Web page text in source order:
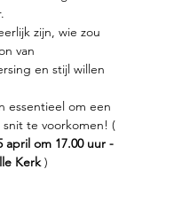
zijn, wie zou
van
en stijl willen
essentieel om een
te voorkomen! (
april om 17.00 uur -
Kerk )